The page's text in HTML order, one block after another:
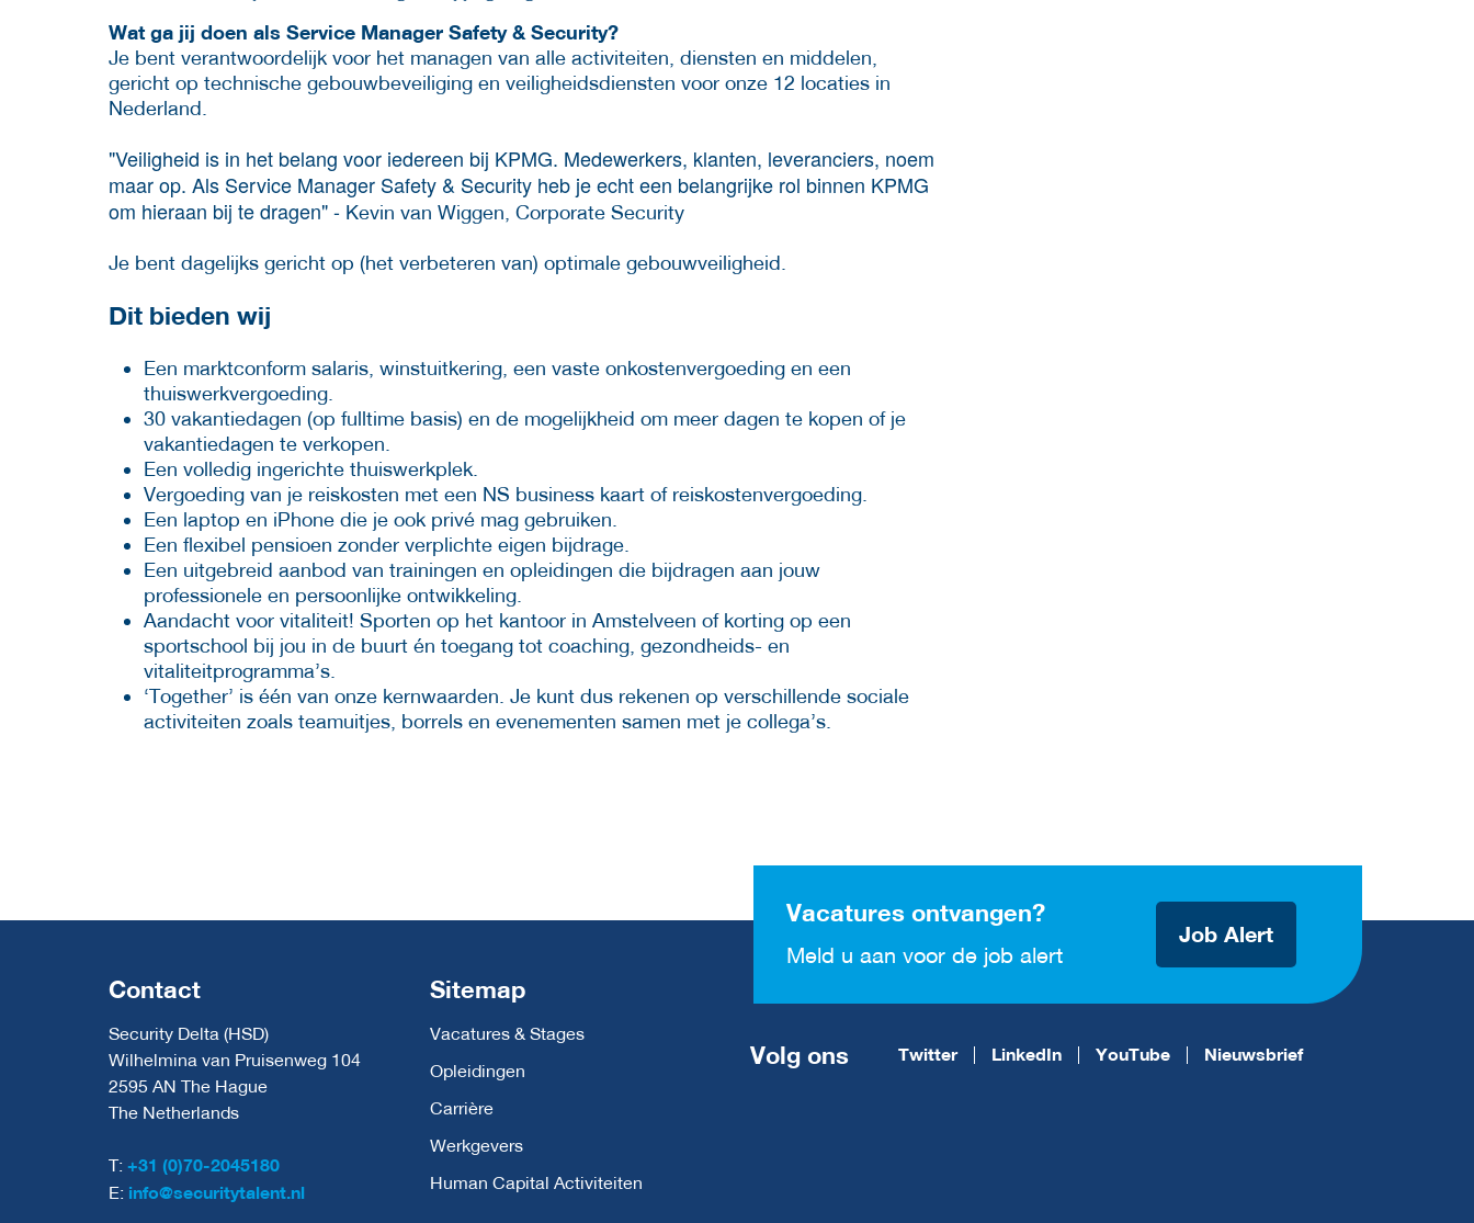
Wat ga jij doen als Service Manager Safety & Security?
Je bent verantwoordelijk voor het managen van alle activiteiten, diensten en middelen,
gericht op technische gebouwbeveiliging en veiligheidsdiensten voor onze 12 locaties in
Nederland.
"Veiligheid is in het belang voor iedereen bij KPMG. Medewerkers, klanten, leveranciers, noem
maar op. Als Service Manager Safety & Security heb je echt een belangrijke rol binnen KPMG
om hieraan bij te dragen" - Kevin van Wiggen, Corporate Security
Je bent dagelijks gericht op (het verbeteren van) optimale gebouwveiligheid.
Dit bieden wij
Een marktconform salaris, winstuitkering, een vaste onkostenvergoeding en een
thuiswerkvergoeding.
30 vakantiedagen (op fulltime basis) en de mogelijkheid om meer dagen te kopen of je
vakantiedagen te verkopen.
Een volledig ingerichte thuiswerkplek.
Vergoeding van je reiskosten met een NS business kaart of reiskostenvergoeding.
Een laptop en iPhone die je ook privé mag gebruiken.
Een flexibel pensioen zonder verplichte eigen bijdrage.
Een uitgebreid aanbod van trainingen en opleidingen die bijdragen aan jouw
professionele en persoonlijke ontwikkeling.
Aandacht voor vitaliteit! Sporten op het kantoor in Amstelveen of korting op een
sportschool bij jou in de buurt én toegang tot coaching, gezondheids- en
vitaliteitprogramma’s.
‘Together’ is één van onze kernwaarden. Je kunt dus rekenen op verschillende sociale
activiteiten zoals teamuitjes, borrels en evenementen samen met je collega’s.
Vacatures ontvangen?
Meld u aan voor de job alert
Job Alert
Contact
Security Delta (HSD)
Wilhelmina van Pruisenweg 104
2595 AN The Hague
The Netherlands
T: +31 (0)70-2045180
E: info@securitytalent.nl
Sitemap
Vacatures & Stages
Opleidingen
Carrière
Werkgevers
Human Capital Activiteiten
Volg ons Twitter LinkedIn YouTube Nieuwsbrief